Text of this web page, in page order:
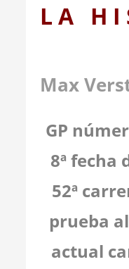
L A H I
Max
GP
8ª fecha
52ª
prueba
actual